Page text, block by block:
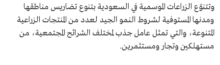
وتتنوّع الزراعات الموسمية في السعودية بتنوع تضاريس مناطقها
ومدنها المستوفية لشروط النمو الجيد لعدد من المنتجات الزراعية
المتنوعة، والتي تمثل عامل جذب لمختلف الشرائح المجتمعية، من
مستهلكين وتجار ومستثمرين.